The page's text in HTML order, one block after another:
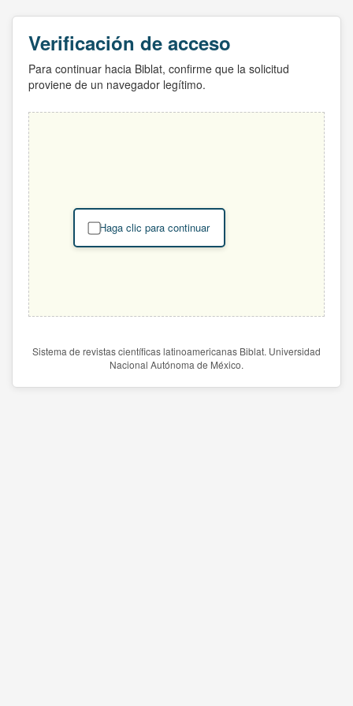
Verificación de acceso
Para continuar hacia Biblat, confirme que la solicitud
proviene de un navegador legítimo.
Haga clic para continuar
Sistema de revistas científicas latinoamericanas Biblat. Universidad
Nacional Autónoma de México.